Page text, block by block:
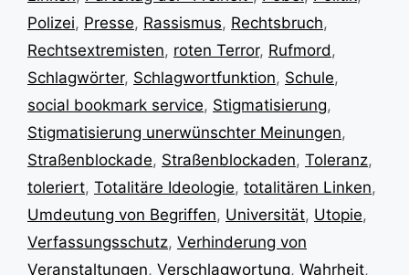
Polizei, Presse, Rassismus, Rechtsbruch,
Rechtsextremisten, roten Terror, Rufmord,
Schlagwörter, Schlagwortfunktion, Schule,
social bookmark service, Stigmatisierung,
Stigmatisierung unerwünschter Meinungen,
Straßenblockade, Straßenblockaden, Toleranz,
toleriert, Totalitäre Ideologie, totalitären Linken,
Umdeutung von Begriffen, Universität, Utopie,
Verfassungsschutz, Verhinderung von
Veranstaltungen, Verschlagwortung, Wahrheit,